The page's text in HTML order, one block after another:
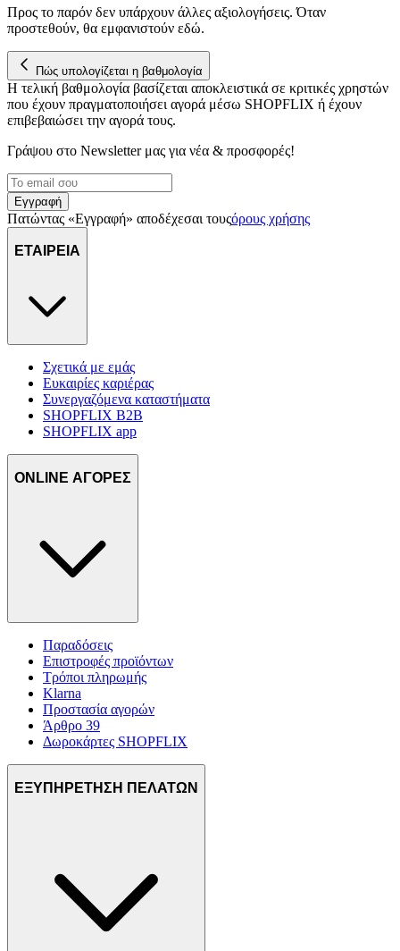
Προς το παρόν δεν υπάρχουν άλλες αξιολογήσεις. Όταν
προστεθούν, θα εμφανιστούν εδώ.
Πώς υπολογίζεται η βαθμολογία
Η τελική βαθμολογία βασίζεται αποκλειστικά σε κριτικές χρηστών
που έχουν πραγματοποιήσει αγορά μέσω SHOPFLIX ή έχουν
επιβεβαιώσει την αγορά τους.
Γράψου στο Νewsletter μας για νέα & προσφορές!
Εγγραφή
Πατώντας «Εγγραφή» αποδέχεσαι τουςόρους χρήσης
ΕΤΑΙΡΕΙΑ
Σχετικά με εμάς
Ευκαιρίες καριέρας
Συνεργαζόμενα καταστήματα
SHOPFLIX B2B
SHOPFLIX app
ONLINE ΑΓΟΡΕΣ
Παραδόσεις
Επιστροφές προϊόντων
Τρόποι πληρωμής
Klarna
Προστασία αγορών
Άρθρο 39
Δωροκάρτες SHOPFLIX
ΕΞΥΠΗΡΕΤΗΣΗ ΠΕΛΑΤΩΝ